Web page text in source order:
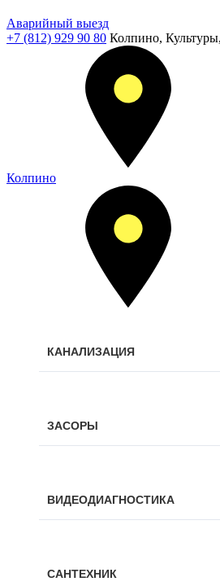
Аварийный выезд
+7 (812) 929 90 80 Колпино,
Колпино
КАНАЛИЗАЦИЯ
ЗАСОРЫ
ВИДЕОДИАГНОСТИКА
САНТЕХНИК